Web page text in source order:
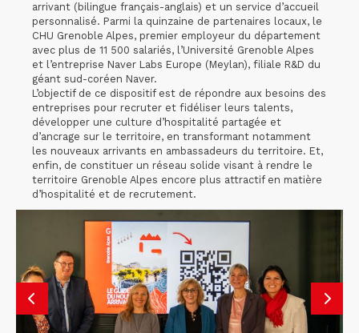
arrivant (bilingue français-anglais) et un service d’accueil
personnalisé. Parmi la quinzaine de partenaires locaux, le
CHU Grenoble Alpes, premier employeur du département
avec plus de 11 500 salariés, l’Université Grenoble Alpes
et l’entreprise Naver Labs Europe (Meylan), filiale R&D du
géant sud-coréen Naver.
L’objectif de ce dispositif est de répondre aux besoins des
entreprises pour recruter et fidéliser leurs talents,
développer une culture d’hospitalité partagée et
d’ancrage sur le territoire, en transformant notamment
les nouveaux arrivants en ambassadeurs du territoire. Et,
enfin, de constituer un réseau solide visant à rendre le
territoire Grenoble Alpes encore plus attractif en matière
d’hospitalité et de recrutement.